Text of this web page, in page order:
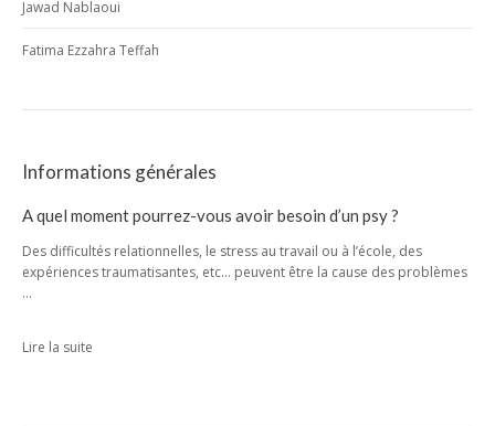
Jawad Nablaoui
Fatima Ezzahra Teffah
Informations générales
A quel moment pourrez-vous avoir besoin d’un psy ?
Des difficultés relationnelles, le stress au travail ou à l’école, des
expériences traumatisantes, etc… peuvent être la cause des problèmes
…
Lire la suite